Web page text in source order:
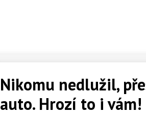
Nikomu nedlužil,
auto. Hrozí to i vám!